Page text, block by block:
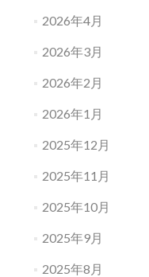
2026年4月
2026年3月
2026年2月
2026年1月
2025年12月
2025年11月
2025年10月
2025年9月
2025年8月